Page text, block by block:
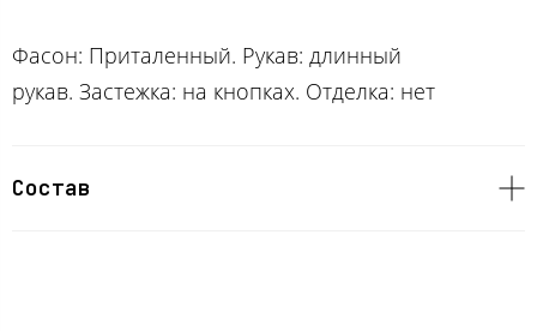
Фасон: Приталенный. Рукав: длинный
рукав. Застежка: на кнопках. Отделка: нет
Состав